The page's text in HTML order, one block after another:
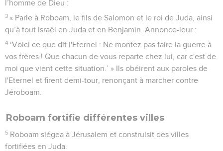
l’homme de Dieu :
3 « Parle à Roboam, le fils de Salomon et le roi de Juda, ainsi
qu’à tout Israël en Juda et en Benjamin. Annonce-leur :
4 ‘Voici ce que dit l'Eternel : Ne montez pas faire la guerre à
vos frères ! Que chacun de vous reparte chez lui, car c'est de
moi que vient cette situation.’ » Ils obéirent aux paroles de
l'Eternel et firent demi-tour, renonçant à marcher contre
Jéroboam.
Roboam fortifie différentes villes
5 Roboam siégea à Jérusalem et construisit des villes
fortifiées en Juda.